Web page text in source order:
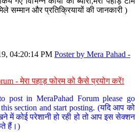
सम्मान और प्रतिक्रियायों की जानकारी )
04:20:14 PM Poster by Mera Pahad -
- मेरा पहाड़ फोरम को कैसे प्रयोग करें!
in MeraPahad Forum please go
section and start posting. (यदि आप को
में कोई परेशानी हो रही हो तो आप इस सेक्शन
हैं।)